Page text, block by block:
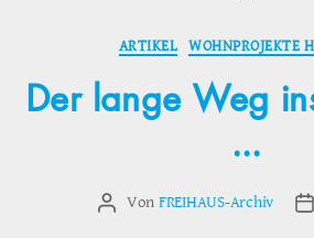
ARTIKEL WOHNPROJEKTE
Der lange Weg
…
Beitragsautor
Von FREIHAUS-Archiv